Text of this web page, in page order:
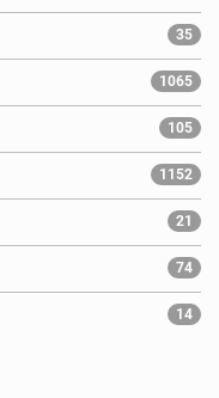
35
1065
105
1152
21
74
14